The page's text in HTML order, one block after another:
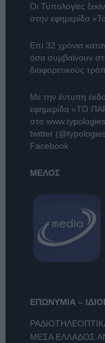
Οι Τυπολογίες
στην εφημερίδα
Επί 32 χρόνια
όσα συμβαίνουν
διαφορετικούς
Με την έντυπη
εφημερίδα «ΤΟ
στο
twitter
Facebook
ΜΕΛΟΣ
ΕΠΩΝΥΜΙΑ –
ΜΕΣΑ ΕΛΛΑΔΟΣ